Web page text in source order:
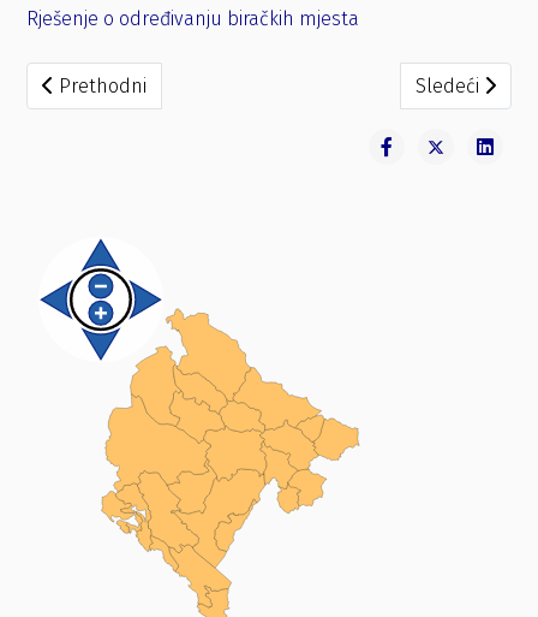
Rješenje o određivanju biračkih mjesta
Prethodni članak: Obavještenje – instruktaža
Prethodni Sledeći
Sledeći